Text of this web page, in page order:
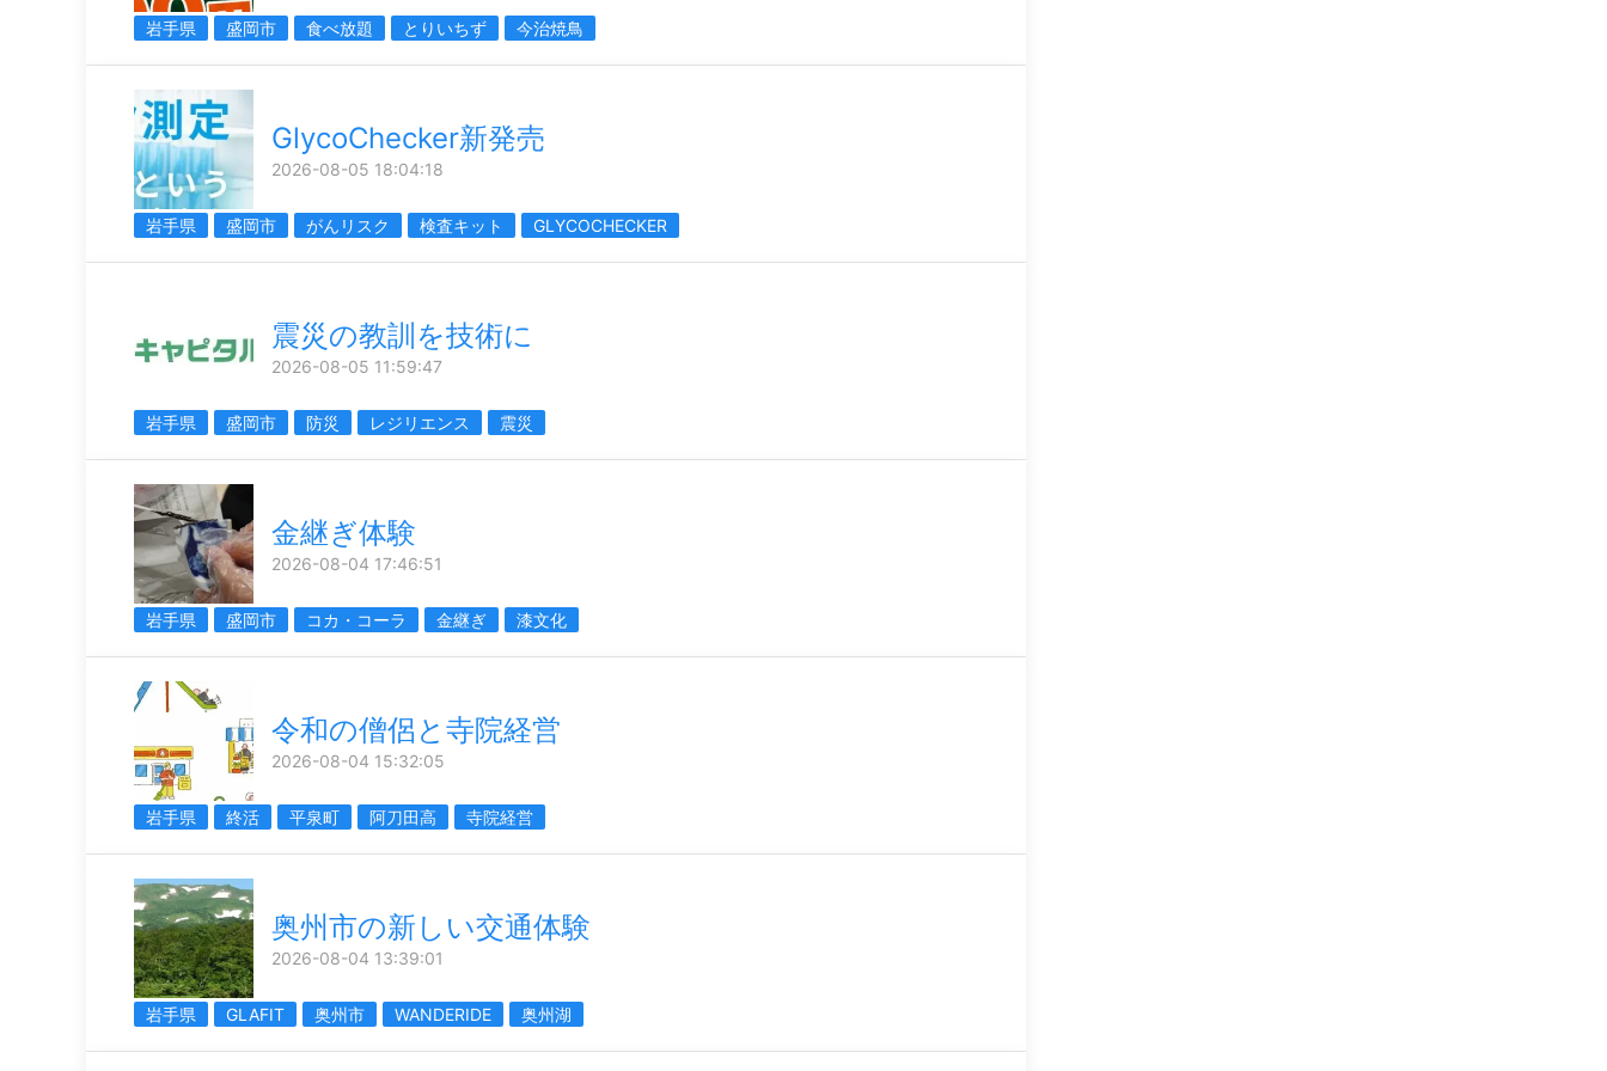
岩手県 盛岡市 食べ放題 とりいちず 今治焼鳥
GlycoChecker新発売
2026-08-05 18:04:18
岩手県 盛岡市 がんリスク 検査キット GLYCOCHECKER
震災の教訓を技術に
2026-08-05 11:59:47
岩手県 盛岡市 防災 レジリエンス 震災
金継ぎ体験
2026-08-04 17:46:51
岩手県 盛岡市 コカ・コーラ 金継ぎ 漆文化
令和の僧侶と寺院経営
2026-08-04 15:32:05
岩手県 終活 平泉町 阿刀田高 寺院経営
奥州市の新しい交通体験
2026-08-04 13:39:01
岩手県 GLAFIT 奥州市 WANDERIDE 奥州湖